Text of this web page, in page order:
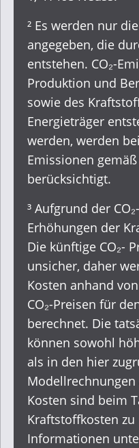
² Es werden nur
angegeben, die
entstehen. CO₂-
Produktion und
sowie des
Energieträger
werden, werden
Emissionen
berücksichtigt.
³ Aufgrund der
Erhöhungen der
Die künftige CO₂-
unsicher, daher
Kosten anhand
CO₂-Preisen für
berechnet. Die
können sowohl
als in den hier
Modellrechnungen
Kosten sind beim
Kraftstoffkosten
Informationen